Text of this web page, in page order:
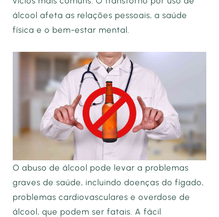
álcool afeta as relações pessoais, a saúde
física e o bem-estar mental.
O abuso de álcool pode levar a problemas
graves de saúde, incluindo doenças do fígado,
problemas cardiovasculares e overdose de
álcool, que podem ser fatais. A fácil